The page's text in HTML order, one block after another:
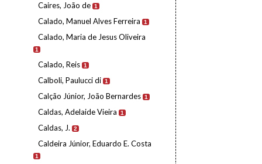
Caires, João de 1
Calado, Manuel Alves Ferreira 1
Calado, Maria de Jesus Oliveira
1
Calado, Reis 1
Calboli, Paulucci di 1
Calção Júnior, João Bernardes 1
Caldas, Adelaide Vieira 1
Caldas, J. 2
Caldeira Júnior, Eduardo E. Costa
1